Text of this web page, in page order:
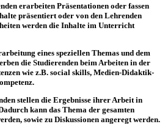
erarbeiten Präsentationen oder fassen
präsentiert oder von den Lehrenden
werden die Inhalte im Unterricht
eines speziellen Themas und dem
die Studierenden beim Arbeiten in der
wie z.B. social skills, Medien-Didaktik-
stellen die Ergebnisse ihrer Arbeit in
kann das Thema der gesamten
sowie zu Diskussionen angeregt werden.